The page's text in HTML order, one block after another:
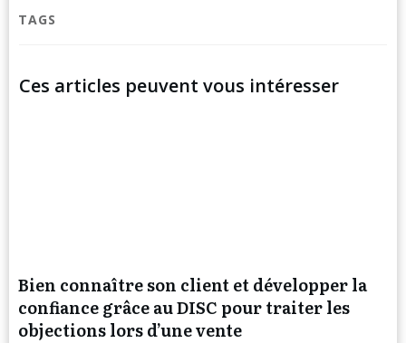
TAGS
Ces articles peuvent vous intéresser
Bien connaître son client et développer la
confiance grâce au DISC pour traiter les
objections lors d’une vente